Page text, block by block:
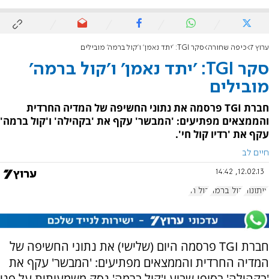
ערוץ 7 כיפה שחורה סקר TGI: 'יתד נאמן' ו'קול ברמה' מובילים
סקר TGI: 'יתד נאמן' ו'קול ברמה'
מובילים
חברת TGI פרסמה את נתוני החשיפה של המדיה החרדית
והממצאים מפתיעים: 'המבשר' עקף את 'בקהילה' ו'קול ברמה'
עקף את 'רדיו קול חי'.
חיים לב
12.02.13, 14:42
עיתונות קול ברמה קול חי
חברת TGI פרסמה היום (שלישי) את נתוני החשיפה של
המדיה החרדית והממצאים מפתיעים: 'המבשר' עקף את